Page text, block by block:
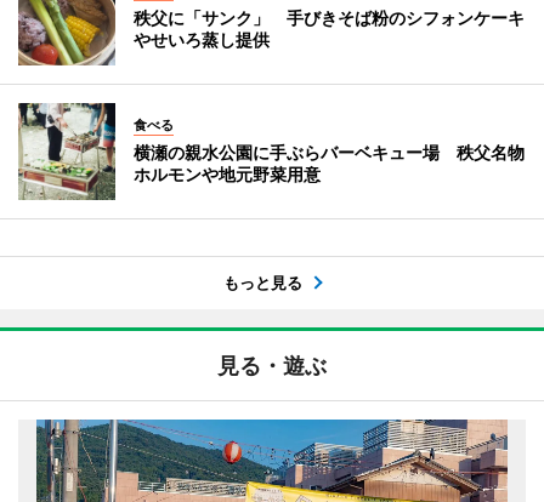
秩父に「サンク」 手びきそば粉のシフォンケーキ
やせいろ蒸し提供
食べる
横瀬の親水公園に手ぶらバーベキュー場 秩父名物
ホルモンや地元野菜用意
もっと見る
見る・遊ぶ